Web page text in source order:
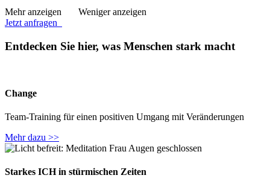
Mehr anzeigen
Weniger anzeigen
Jetzt anfragen
Entdecken Sie hier, was Menschen stark macht
Change
Team-Training für einen positiven Umgang mit Veränderungen
Mehr dazu >>
Starkes ICH in stürmischen Zeiten